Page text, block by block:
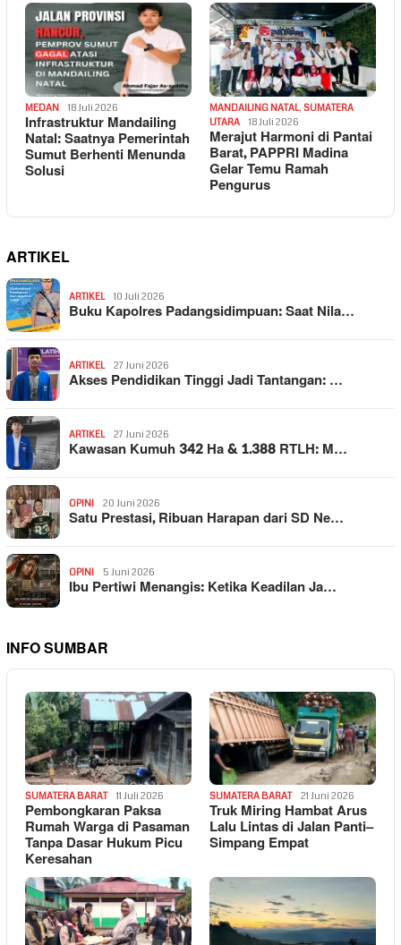
MEDAN 18 Juli 2026
Infrastruktur Mandailing
Natal: Saatnya Pemerintah
Sumut Berhenti Menunda
Solusi
MANDAILING NATAL, SUMATERA
UTARA
18 Juli 2026
Merajut Harmoni di Pantai
Barat, PAPPRI Madina
Gelar Temu Ramah
Pengurus
ARTIKEL
ARTIKEL 10 Juli 2026
Buku Kapolres Padangsidimpuan: Saat Nila…
ARTIKEL 27 Juni 2026
Akses Pendidikan Tinggi Jadi Tantangan: …
ARTIKEL 27 Juni 2026
Kawasan Kumuh 342 Ha & 1.388 RTLH: M…
OPINI 20 Juni 2026
Satu Prestasi, Ribuan Harapan dari SD Ne…
OPINI 5 Juni 2026
Ibu Pertiwi Menangis: Ketika Keadilan Ja…
INFO SUMBAR
SUMATERA BARAT 11 Juli 2026
Pembongkaran Paksa
Rumah Warga di Pasaman
Tanpa Dasar Hukum Picu
Keresahan
SUMATERA BARAT 21 Juni 2026
Truk Miring Hambat Arus
Lalu Lintas di Jalan Panti–
Simpang Empat